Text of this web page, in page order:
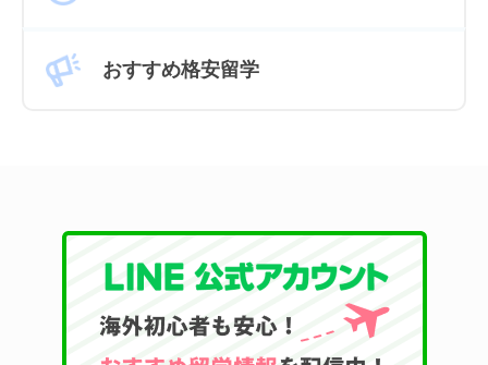
おすすめ格安留学